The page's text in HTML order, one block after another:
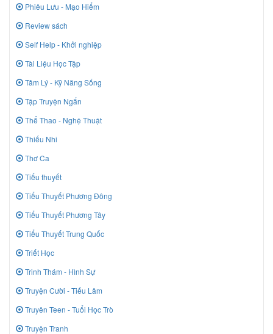
Phiêu Lưu - Mạo Hiểm
Review sách
Self Help - Khởi nghiệp
Tài Liệu Học Tập
Tâm Lý - Kỹ Năng Sống
Tập Truyện Ngắn
Thể Thao - Nghệ Thuật
Thiếu Nhi
Thơ Ca
Tiểu thuyết
Tiểu Thuyết Phương Đông
Tiểu Thuyết Phương Tây
Tiểu Thuyết Trung Quốc
Triết Học
Trinh Thám - Hình Sự
Truyện Cười - Tiếu Lâm
Truyên Teen - Tuổi Học Trò
Truyện Tranh